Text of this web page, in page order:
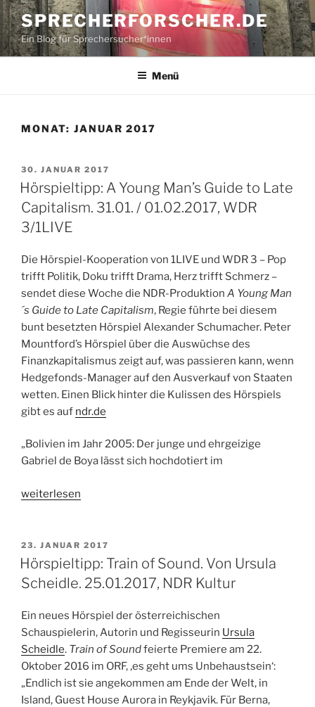
Zum
Inhalt
springen
SPRECHERFORSCHER.DE
Ein Blog für Sprechersucher*innen
Menü
MONAT: JANUAR 2017
VERÖFFENTLICHT
AM
30. JANUAR 2017
Hörspieltipp: A Young Man’s Guide to Late
Capitalism. 31.01. / 01.02.2017, WDR
3/1LIVE
Die Hörspiel-Kooperation von 1LIVE und WDR 3 – Pop
trifft Politik, Doku trifft Drama, Herz trifft Schmerz –
sendet diese Woche die NDR-Produktion A Young Man
´s Guide to Late Capitalism, Regie führte bei diesem
bunt besetzten Hörspiel Alexander Schumacher. Peter
Mountford’s Hörspiel über die Auswüchse des
Finanzkapitalismus zeigt auf, was passieren kann, wenn
Hedgefonds-Manager auf den Ausverkauf von Staaten
wetten. Einen Blick hinter die Kulissen des Hörspiels
gibt es auf ndr.de
„Bolivien im Jahr 2005: Der junge und ehrgeizige
Gabriel de Boya lässt sich hochdotiert im
„Hörspieltipp:
Man’s
Guide
to
Capitalism.
31.01.
/
01.02.2017,
WDR
3/1LIVE“
weiterlesen
VERÖFFENTLICHT
AM
23. JANUAR 2017
Hörspieltipp: Train of Sound. Von Ursula
Scheidle. 25.01.2017, NDR Kultur
Ein neues Hörspiel der österreichischen
Schauspielerin, Autorin und Regisseurin Ursula
Scheidle. Train of Soundfeierte Premiere am 22.
Oktober 2016 im ORF, ‚es geht ums Unbehaustsein‘:
„Endlich ist sie angekommen am Ende der Welt, in
Island, Guest House Aurora in Reykjavik. Für Berna,